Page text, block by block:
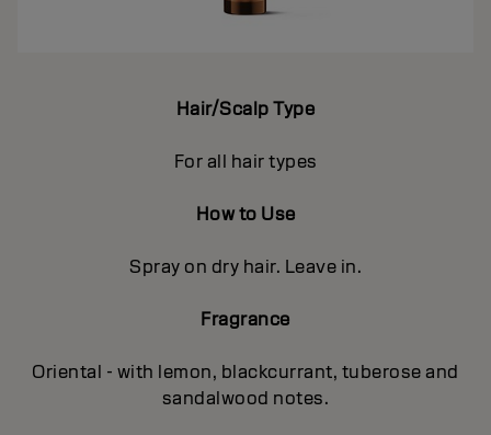
Hair/Scalp Type
For all hair types
How to Use
Spray on dry hair. Leave in.
Fragrance
Oriental - with lemon, blackcurrant, tuberose and
sandalwood notes.